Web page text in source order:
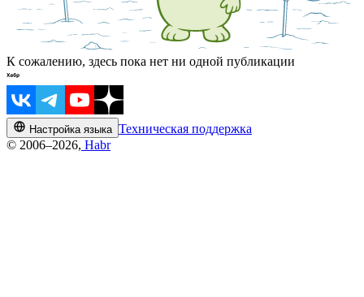
К сожалению, здесь пока нет ни одной публикации
Настройка языка Техническая поддержка
© 2006–2026, Habr